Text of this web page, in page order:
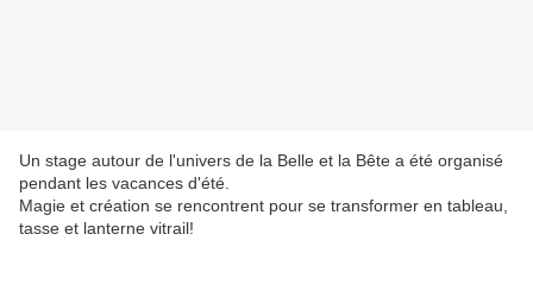
Un stage autour de l'univers de la Belle et la Bête a été organisé
pendant les vacances d'été.
Magie et création se rencontrent pour se transformer en tableau,
tasse et lanterne vitrail!